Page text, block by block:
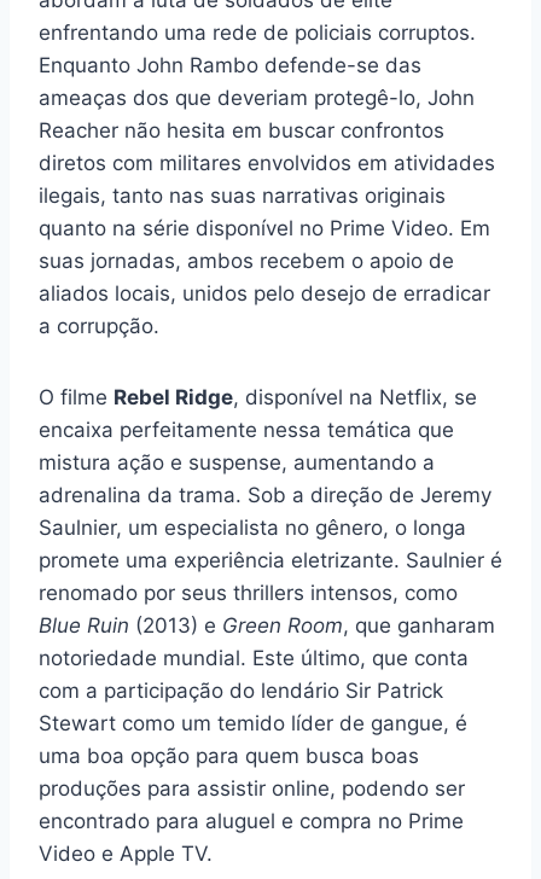
enfrentando uma rede de policiais corruptos.
Enquanto John Rambo defende-se das
ameaças dos que deveriam protegê-lo, John
Reacher não hesita em buscar confrontos
diretos com militares envolvidos em atividades
ilegais, tanto nas suas narrativas originais
quanto na série disponível no Prime Video. Em
suas jornadas, ambos recebem o apoio de
aliados locais, unidos pelo desejo de erradicar
a corrupção.
O filme Rebel Ridge, disponível na Netflix, se
encaixa perfeitamente nessa temática que
mistura ação e suspense, aumentando a
adrenalina da trama. Sob a direção de Jeremy
Saulnier, um especialista no gênero, o longa
promete uma experiência eletrizante. Saulnier é
renomado por seus thrillers intensos, como
Blue Ruin (2013) e Green Room, que ganharam
notoriedade mundial. Este último, que conta
com a participação do lendário Sir Patrick
Stewart como um temido líder de gangue, é
uma boa opção para quem busca boas
produções para assistir online, podendo ser
encontrado para aluguel e compra no Prime
Video e Apple TV.